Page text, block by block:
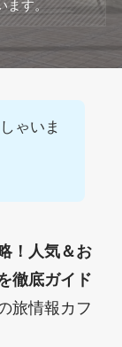
ます。
ゃいま
！人気＆お
徹底ガイド
旅情報カフ